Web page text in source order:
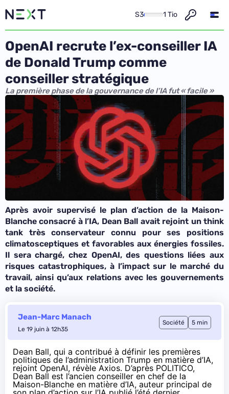
S3 1 Tio
OpenAI recrute l’ex-conseiller IA
de Donald Trump comme
conseiller stratégique
La première phase de la gouvernance de l’IA fut « facile »
Après avoir supervisé le plan d’action de la Maison-
Blanche consacré à l’IA, Dean Ball avait rejoint un think
tank très conservateur connu pour ses positions
climatosceptiques et favorables aux énergies fossiles.
Il sera chargé, chez OpenAI, des questions liées aux
risques catastrophiques, à l’impact sur le marché du
travail, ainsi qu’aux relations avec les gouvernements
et la société.
Jean-Marc Manach
Le 19 juin à 12h35
Société 5 min
Dean Ball, qui a contribué à définir les premières
politiques de l’administration Trump en matière d’IA,
rejoint OpenAI, révèle Axios. D’après POLITICO,
Dean Ball est l’ancien conseiller en chef de la
Maison-Blanche en matière d’IA, auteur principal de